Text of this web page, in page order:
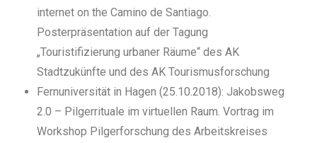
internet on the Camino de Santiago.
Posterpräsentation auf der Tagung
„Touristifizierung urbaner Räume“ des AK
Stadtzukünfte und des AK Tourismusforschung
Fernuniversität in Hagen (25.10.2018): Jakobsweg
2.0 – Pilgerrituale im virtuellen Raum. Vortrag im
Workshop Pilgerforschung des Arbeitskreises